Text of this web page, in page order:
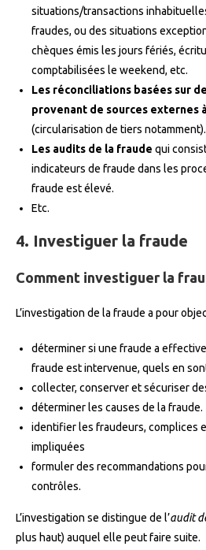
situations/transactions
fraudes, ou des situations
chèques émis les jours fériés,
comptabilisées le weekend, etc.
Les réconciliations basées sur
provenant de sources externes
(circularisation de tiers notamment).
Les audits de la fraude qui
indicateurs de fraude dans les
fraude est élevé.
Etc.
4. Investiguer la fraude
Comment investiguer la
L’investigation de la fraude a pour
déterminer si une fraude a
fraude est intervenue, quels en
collecter, conserver et sécuriser
déterminer les causes de la fraude.
identifier les fraudeurs, complices
impliquées
formuler des recommandations
contrôles.
L’investigation se distingue de l’audit
plus haut) auquel elle peut faire suite.